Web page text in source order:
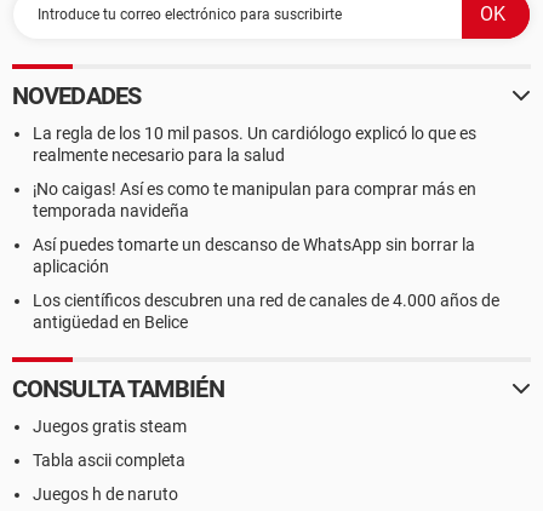
NOVEDADES
La regla de los 10 mil pasos. Un cardiólogo explicó lo que es
realmente necesario para la salud
¡No caigas! Así es como te manipulan para comprar más en
temporada navideña
Así puedes tomarte un descanso de WhatsApp sin borrar la
aplicación
Los científicos descubren una red de canales de 4.000 años de
antigüedad en Belice
CONSULTA TAMBIÉN
Juegos gratis steam
Tabla ascii completa
Juegos h de naruto